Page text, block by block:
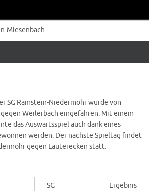
SG Ramstein-Niedermohr wurde von
Weilerbach eingefahren. Mit einem
das Auswärtsspiel auch dank eines
werden. Der nächste Spieltag findet
gegen Lauterecken statt.
SG
Ergebnis